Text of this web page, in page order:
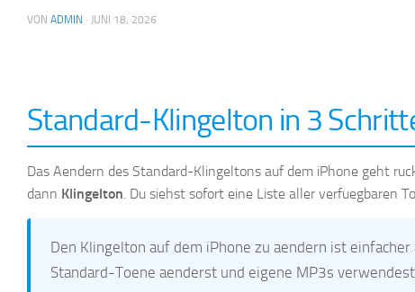
VON ADMIN · JUNI 18, 2026
Standard-Klingelton in 3
Das Aendern des Standard-Klingeltons auf dem iPhone geht
dann Klingelton . Du siehst sofort eine Liste aller verfuegbaren
Den Klingelton auf dem iPhone zu aendern ist
Standard-Toene aenderst und eigene MP3s